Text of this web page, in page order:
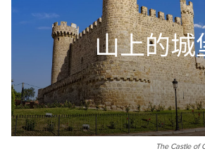
山上的城
The Castle of